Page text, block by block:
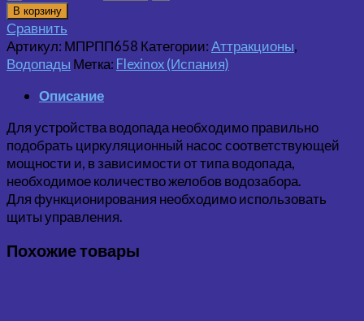
В корзину
Сравнить
Артикул: МПРПП658 Категории:Аттракционы,
Водопады Метка: Flexinox (Испания)
Описание
Для устройства водопада необходимо правильно
подобрать циркуляционный насос соответствующей
мощности и, в зависимости от типа водопада,
необходимое количество желобов водозабора.
Для функционирования необходимо использовать
щиты управления.
Похожие товары